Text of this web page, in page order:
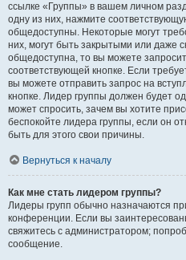
ссылке «Группы» в вашем личном
одну из них, нажмите
общедоступны. Некоторые могут
них, могут быть закрытыми или даже
общедоступна, то вы можете
соответствующей кнопке. Если
вы можете отправить запрос на
кнопке. Лидер группы должен будет
может спросить, зачем вы хотите
беспокойте лидера группы, если он
быть для этого свои причины.
Вернуться к началу
Как мне стать лидером группы?
Лидеры групп обычно назначаются
конференции. Если вы
свяжитесь с администратором;
сообщение.